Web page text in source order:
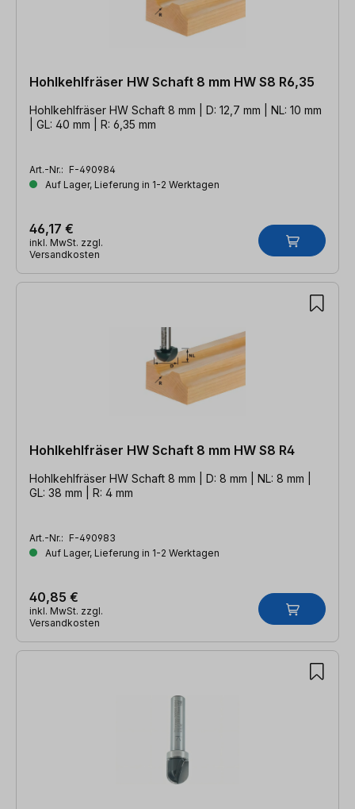
Hohlkehlfräser HW Schaft 8 mm HW S8 R6,35
Hohlkehlfräser HW Schaft 8 mm | D: 12,7 mm | NL: 10 mm
| GL: 40 mm | R: 6,35 mm
Art.-Nr.: F-490984
Auf Lager, Lieferung in 1-2 Werktagen
46,17 €
inkl. MwSt. zzgl.
Versandkosten
Hohlkehlfräser HW Schaft 8 mm HW S8 R4
Hohlkehlfräser HW Schaft 8 mm | D: 8 mm | NL: 8 mm |
GL: 38 mm | R: 4 mm
Art.-Nr.: F-490983
Auf Lager, Lieferung in 1-2 Werktagen
40,85 €
inkl. MwSt. zzgl.
Versandkosten